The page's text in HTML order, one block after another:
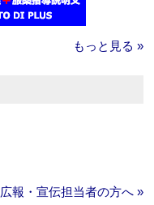
もっと見る »
広報・宣伝担当者の方へ »